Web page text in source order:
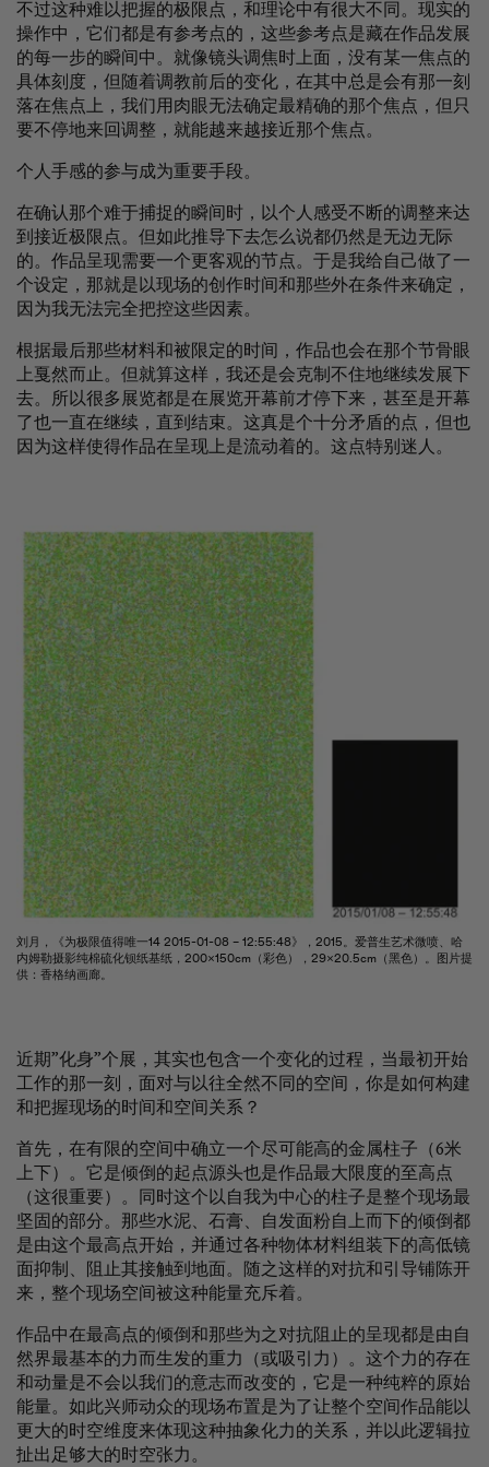
不过这种难以把握的极限点，和理论中有很大不同。现实的
操作中，它们都是有参考点的，这些参考点是藏在作品发展
的每一步的瞬间中。就像镜头调焦时上面，没有某一焦点的
具体刻度，但随着调教前后的变化，在其中总是会有那一刻
落在焦点上，我们用肉眼无法确定最精确的那个焦点，但只
要不停地来回调整，就能越来越接近那个焦点。
个人手感的参与成为重要手段。
在确认那个难于捕捉的瞬间时，以个人感受不断的调整来达
到接近极限点。但如此推导下去怎么说都仍然是无边无际
的。作品呈现需要一个更客观的节点。于是我给自己做了一
个设定，那就是以现场的创作时间和那些外在条件来确定，
因为我无法完全把控这些因素。
根据最后那些材料和被限定的时间，作品也会在那个节骨眼
上戛然而止。但就算这样，我还是会克制不住地继续发展下
去。所以很多展览都是在展览开幕前才停下来，甚至是开幕
了也一直在继续，直到结束。这真是个十分矛盾的点，但也
因为这样使得作品在呈现上是流动着的。这点特别迷人。
刘月，《为极限值得唯一14 2015-01-08 – 12:55:48》，2015。爱普生艺术微喷、哈
内姆勒摄影纯棉硫化钡纸基纸，200×150cm（彩色），29×20.5cm（黑色）。图片提
供：香格纳画廊。
近期”化身”个展，其实也包含一个变化的过程，当最初开始
工作的那一刻，面对与以往全然不同的空间，你是如何构建
和把握现场的时间和空间关系？
首先，在有限的空间中确立一个尽可能高的金属柱子（6米
上下）。它是倾倒的起点源头也是作品最大限度的至高点
（这很重要）。同时这个以自我为中心的柱子是整个现场最
坚固的部分。那些水泥、石膏、自发面粉自上而下的倾倒都
是由这个最高点开始，并通过各种物体材料组装下的高低镜
面抑制、阻止其接触到地面。随之这样的对抗和引导铺陈开
来，整个现场空间被这种能量充斥着。
作品中在最高点的倾倒和那些为之对抗阻止的呈现都是由自
然界最基本的力而生发的重力（或吸引力）。这个力的存在
和动量是不会以我们的意志而改变的，它是一种纯粹的原始
能量。如此兴师动众的现场布置是为了让整个空间作品能以
更大的时空维度来体现这种抽象化力的关系，并以此逻辑拉
扯出足够大的时空张力。